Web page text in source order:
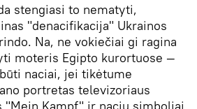
stengiasi to nematyti,
"denacifikacija" Ukrainos
Na, ne vokiečiai gi ragina
moteris Egipto kurortuose —
naciai, jei tikėtume
portretas televizoriaus
"Mein Kampf" ir nacių simboliai